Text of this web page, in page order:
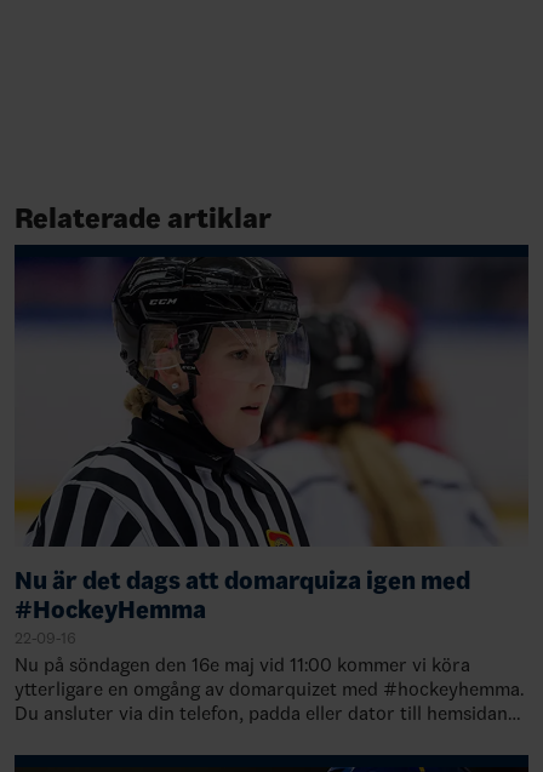
Relaterade artiklar
Nu är det dags att domarquiza igen med
#HockeyHemma
22-09-16
Nu på söndagen den 16e maj vid 11:00 kommer vi köra
ytterligare en omgång av domarquizet med #hockeyhemma.
Du ansluter via din telefon, padda eller dator till hemsidan